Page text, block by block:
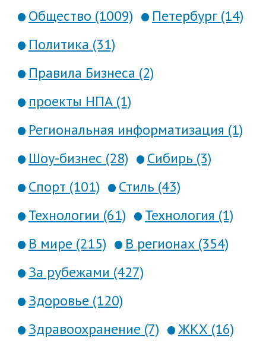
Общество (1009)
Петербург (14)
Политика (31)
Правила Бизнеса (2)
проекты НПА (1)
Региональная информатизация (1)
Шоу-бизнес (28)
Сибирь (3)
Спорт (101)
Стиль (43)
Технологии (61)
Технология (1)
В мире (215)
В регионах (354)
За рубежами (427)
Здоровье (120)
Здравоохранение (7)
ЖКХ (16)